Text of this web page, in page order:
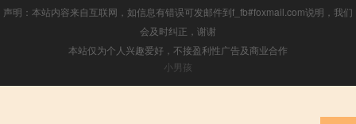
声明：本站内容来自互联网，如信息有错误可发邮件到f_fb#foxmail.com说明，我们
会及时纠正，谢谢
本站仅为个人兴趣爱好，不接盈利性广告及商业合作
小男孩